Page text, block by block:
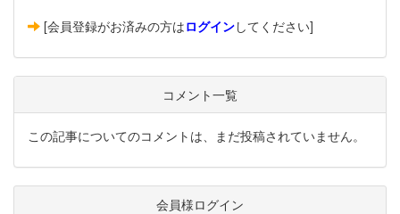
[会員登録がお済みの方はログインしてください]
コメント一覧
この記事についてのコメントは、まだ投稿されていません。
会員様ログイン